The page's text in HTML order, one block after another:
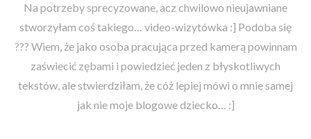
Na potrzeby sprecyzowane, acz chwilowo nieujawniane
stworzyłam coś takiego… video-wizytówka :] Podoba się
??? Wiem, że jako osoba pracująca przed kamerą powinnam
zaświecić zębami i powiedzieć jeden z błyskotliwych
tekstów, ale stwierdziłam, że cóż lepiej mówi o mnie samej
jak nie moje blogowe dziecko… :]